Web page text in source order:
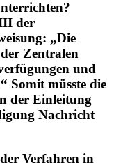
der
„Die
Zentralen
und
Somit müsste die
der Einleitung
Nachricht